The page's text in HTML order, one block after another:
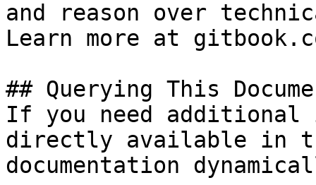
and reason over
Learn more at
## Querying This
If you need
directly available in
documentation